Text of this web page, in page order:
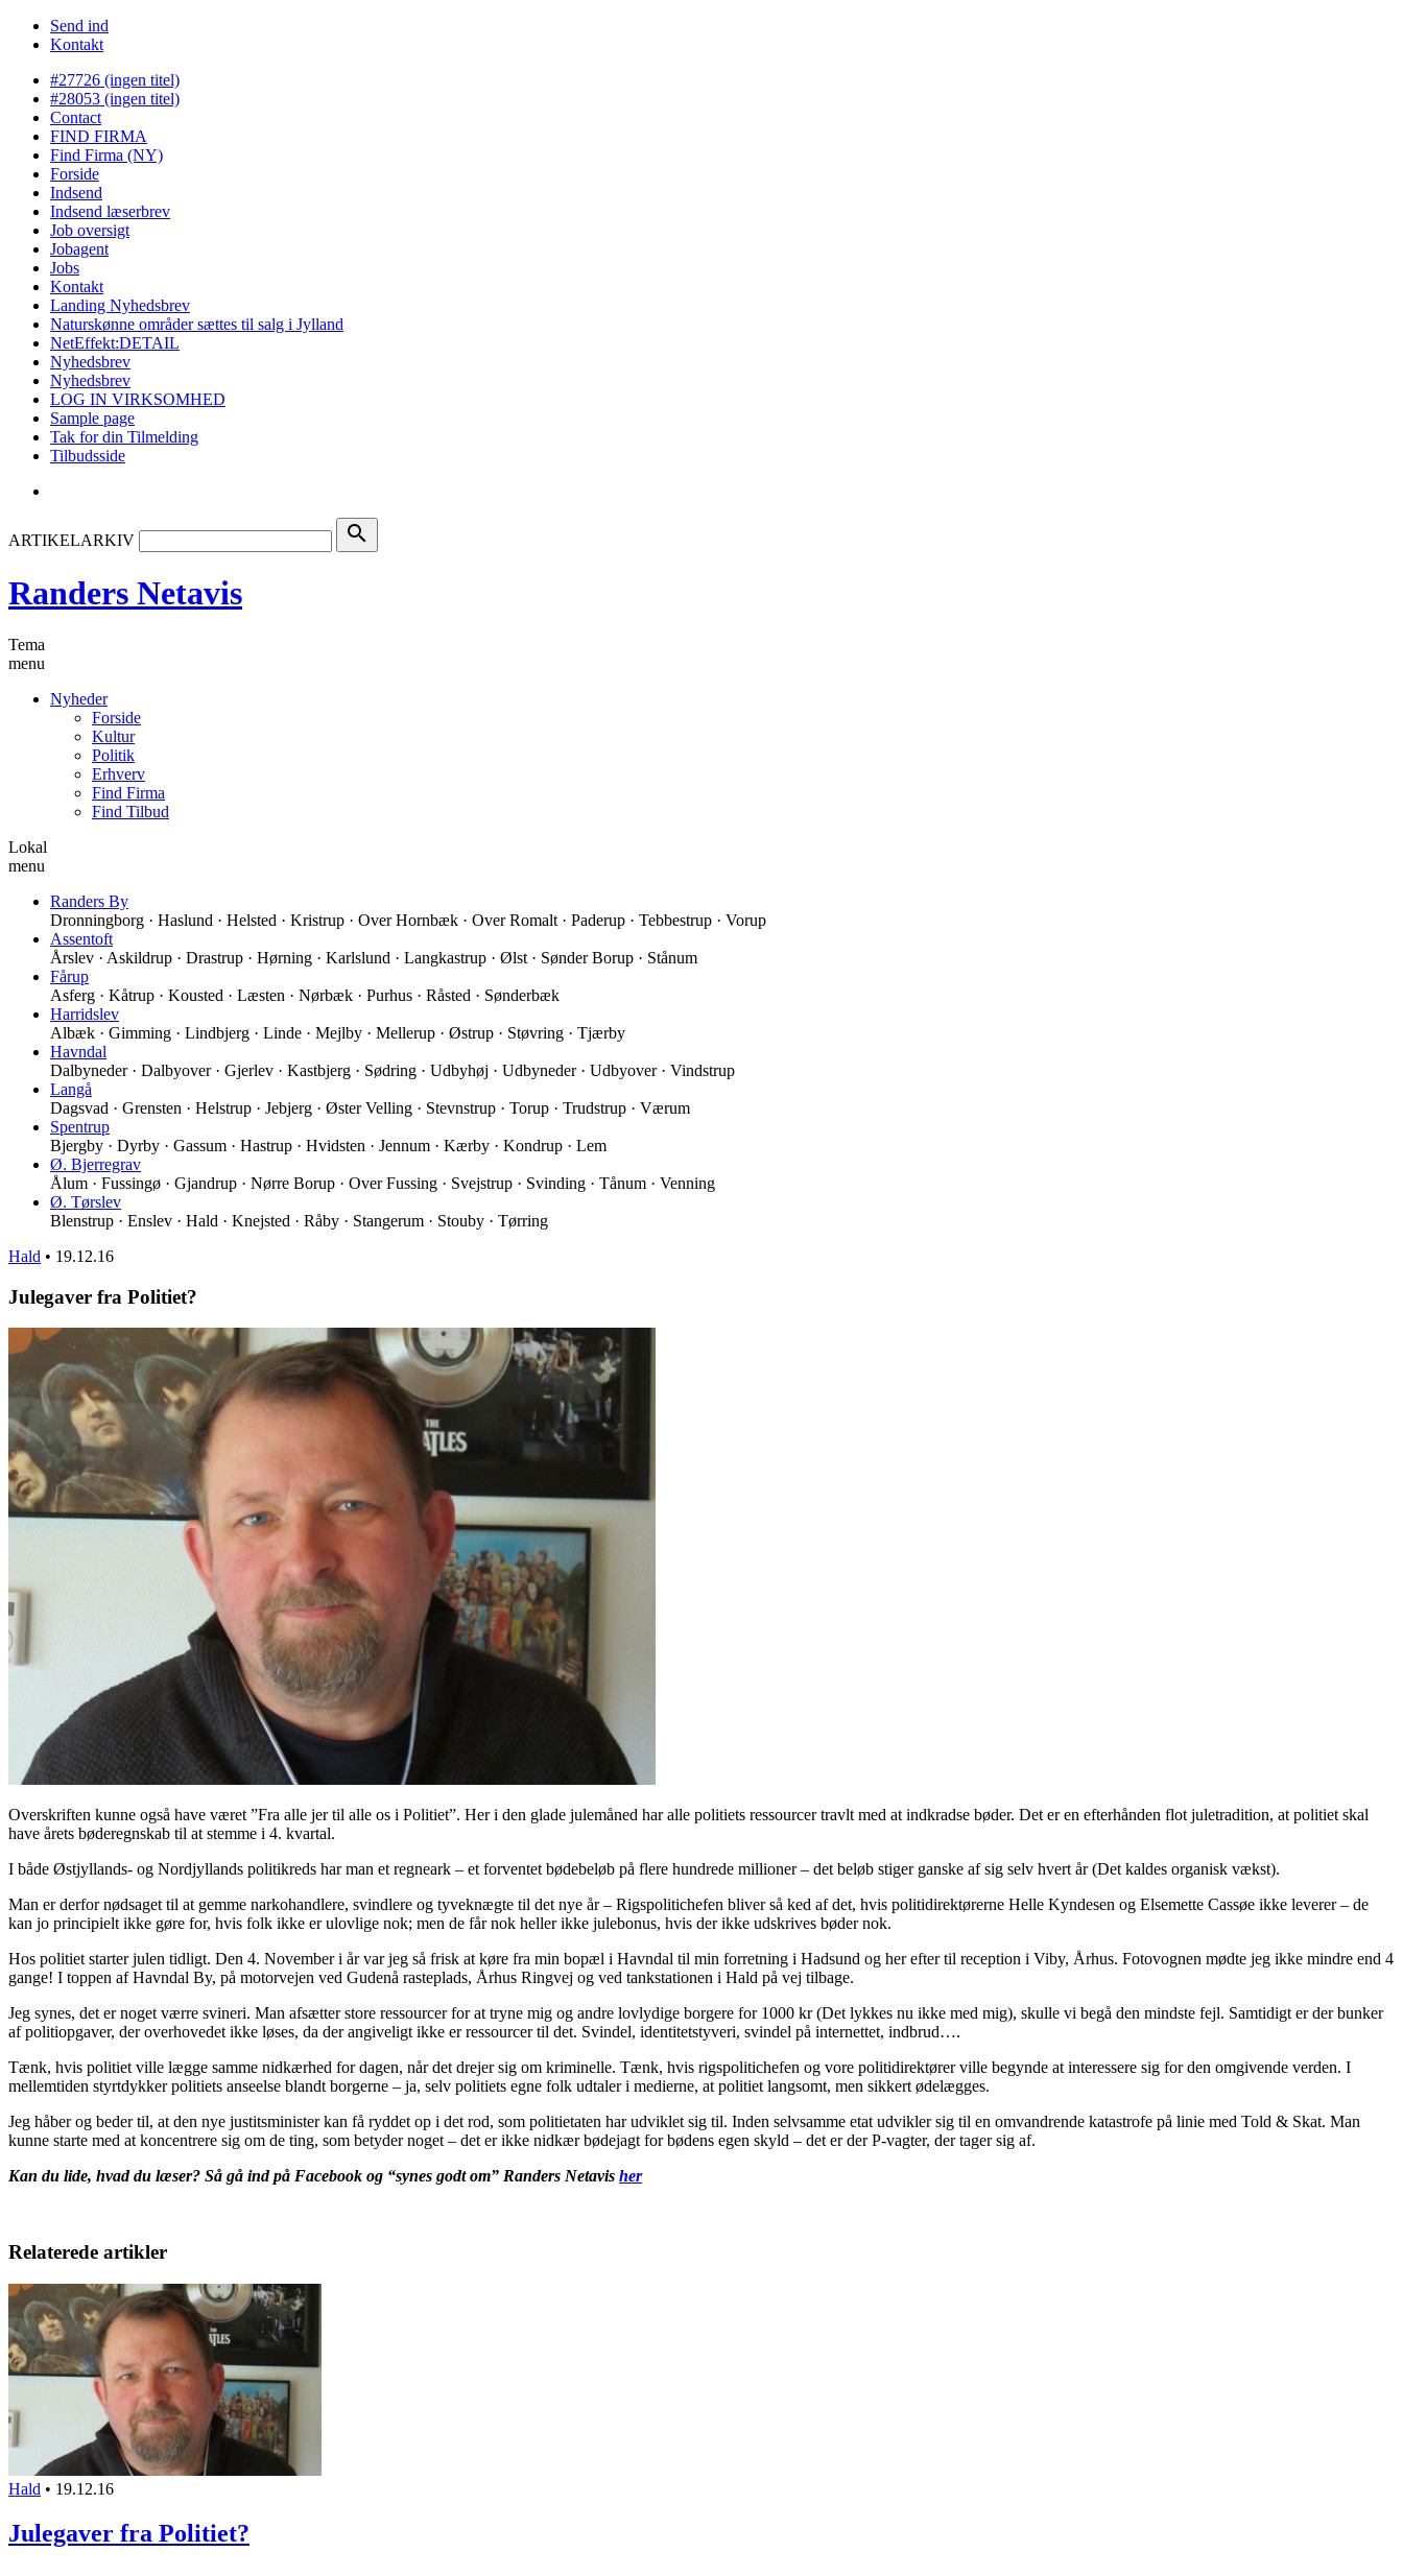
Send ind
Kontakt
#27726 (ingen titel)
#28053 (ingen titel)
Contact
FIND FIRMA
Find Firma (NY)
Forside
Indsend
Indsend læserbrev
Job oversigt
Jobagent
Jobs
Kontakt
Landing Nyhedsbrev
Naturskønne områder sættes til salg i Jylland
NetEffekt:DETAIL
Nyhedsbrev
Nyhedsbrev
LOG IN VIRKSOMHED
Sample page
Tak for din Tilmelding
Tilbudsside
ARTIKELARKIV search
Randers Netavis
Tema
menu
Nyheder
Forside
Kultur
Politik
Erhverv
Find Firma
Find Tilbud
Lokal
menu
Randers By
Dronningborg · Haslund · Helsted · Kristrup · Over Hornbæk · Over Romalt · Paderup · Tebbestrup · Vorup
Assentoft
Årslev · Askildrup · Drastrup · Hørning · Karlslund · Langkastrup · Ølst · Sønder Borup · Stånum
Fårup
Asferg · Kåtrup · Kousted · Læsten · Nørbæk · Purhus · Råsted · Sønderbæk
Harridslev
Albæk · Gimming · Lindbjerg · Linde · Mejlby · Mellerup · Østrup · Støvring · Tjærby
Havndal
Dalbyneder · Dalbyover · Gjerlev · Kastbjerg · Sødring · Udbyhøj · Udbyneder · Udbyover · Vindstrup
Langå
Dagsvad · Grensten · Helstrup · Jebjerg · Øster Velling · Stevnstrup · Torup · Trudstrup · Værum
Spentrup
Bjergby · Dyrby · Gassum · Hastrup · Hvidsten · Jennum · Kærby · Kondrup · Lem
Ø. Bjerregrav
Ålum · Fussingø · Gjandrup · Nørre Borup · Over Fussing · Svejstrup · Svinding · Tånum · Venning
Ø. Tørslev
Blenstrup · Enslev · Hald · Knejsted · Råby · Stangerum · Stouby · Tørring
Hald • 19.12.16
Julegaver fra Politiet?
Overskriften kunne også have været ”Fra alle jer til alle os i Politiet”. Her i den glade julemåned har alle politiets ressourcer travlt med at indkradse bøder. Det er en efterhånden flot juletradition, at politiet skal
have årets bøderegnskab til at stemme i 4. kvartal.
I både Østjyllands- og Nordjyllands politikreds har man et regneark – et forventet bødebeløb på flere hundrede millioner – det beløb stiger ganske af sig selv hvert år (Det kaldes organisk vækst).
Man er derfor nødsaget til at gemme narkohandlere, svindlere og tyveknægte til det nye år – Rigspolitichefen bliver så ked af det, hvis politidirektørerne Helle Kyndesen og Elsemette Cassøe ikke leverer – de
kan jo principielt ikke gøre for, hvis folk ikke er ulovlige nok; men de får nok heller ikke julebonus, hvis der ikke udskrives bøder nok.
Hos politiet starter julen tidligt. Den 4. November i år var jeg så frisk at køre fra min bopæl i Havndal til min forretning i Hadsund og her efter til reception i Viby, Århus. Fotovognen mødte jeg ikke mindre end 4
gange! I toppen af Havndal By, på motorvejen ved Gudenå rasteplads, Århus Ringvej og ved tankstationen i Hald på vej tilbage.
Jeg synes, det er noget værre svineri. Man afsætter store ressourcer for at tryne mig og andre lovlydige borgere for 1000 kr (Det lykkes nu ikke med mig), skulle vi begå den mindste fejl. Samtidigt er der bunker
af politiopgaver, der overhovedet ikke løses, da der angiveligt ikke er ressourcer til det. Svindel, identitetstyveri, svindel på internettet, indbrud….
Tænk, hvis politiet ville lægge samme nidkærhed for dagen, når det drejer sig om kriminelle. Tænk, hvis rigspolitichefen og vore politidirektører ville begynde at interessere sig for den omgivende verden. I
mellemtiden styrtdykker politiets anseelse blandt borgerne – ja, selv politiets egne folk udtaler i medierne, at politiet langsomt, men sikkert ødelægges.
Jeg håber og beder til, at den nye justitsminister kan få ryddet op i det rod, som politietaten har udviklet sig til. Inden selvsamme etat udvikler sig til en omvandrende katastrofe på linie med Told & Skat. Man
kunne starte med at koncentrere sig om de ting, som betyder noget – det er ikke nidkær bødejagt for bødens egen skyld – det er der P-vagter, der tager sig af.
Kan du lide, hvad du læser? Så gå ind på Facebook og “synes godt om” Randers Netavis her
Relaterede artikler
Hald • 19.12.16
Julegaver fra Politiet?